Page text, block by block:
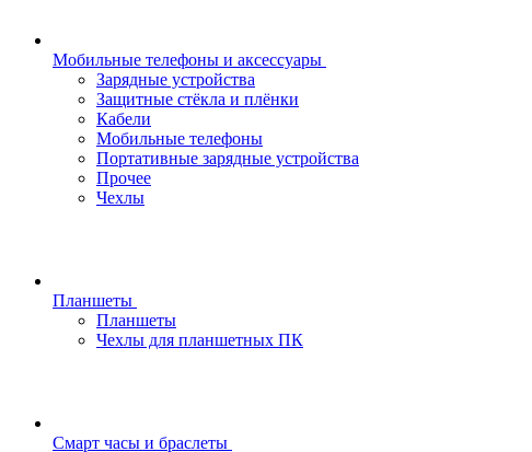
Мобильные телефоны и аксессуары
Зарядные устройства
Защитные стёкла и плёнки
Кабели
Мобильные телефоны
Портативные зарядные устройства
Прочее
Чехлы
Планшеты
Планшеты
Чехлы для планшетных ПК
Смарт часы и браслеты